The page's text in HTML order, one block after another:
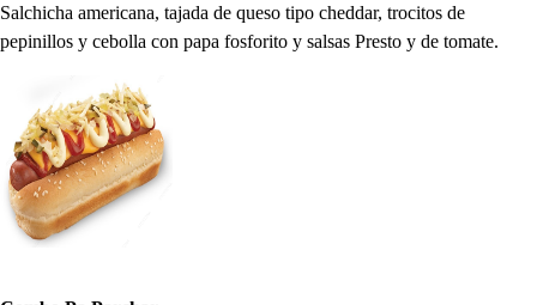
Salchicha americana, tajada de queso tipo cheddar, trocitos de
pepinillos y cebolla con papa fosforito y salsas Presto y de tomate.